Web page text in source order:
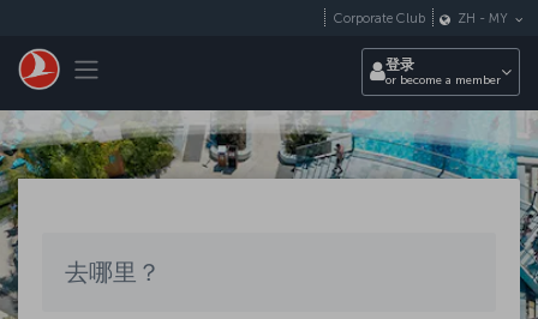
Toggle navigation
Corporate Club ZH - MY
登录
or become a member
去哪里？
去哪里？